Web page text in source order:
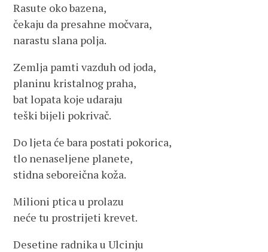
Rasute oko bazena,
čekaju da presahne močvara,
narastu slana polja.
Zemlja pamti vazduh od joda,
planinu kristalnog praha,
bat lopata koje udaraju
teški bijeli pokrivač.
Do ljeta će bara postati pokorica,
tlo nenaseljene planete,
stidna seboreična koža.
Milioni ptica u prolazu
neće tu prostrijeti krevet.
Desetine radnika u Ulcinju